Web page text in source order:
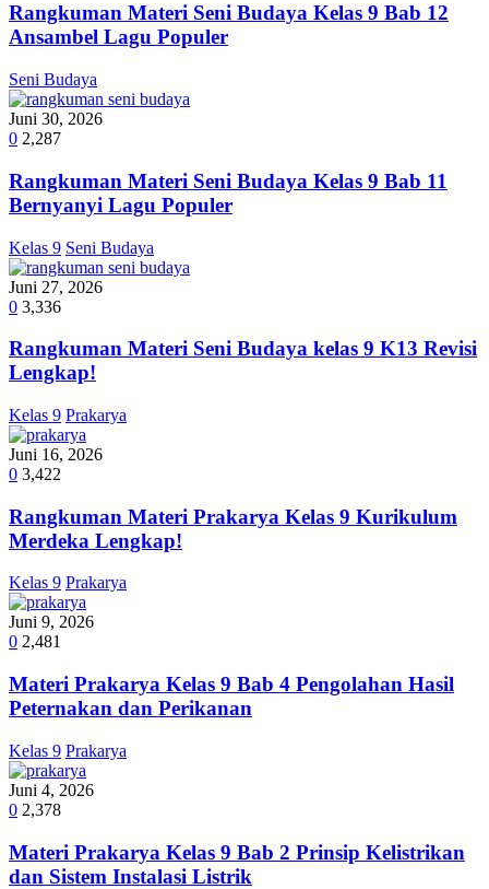
Rangkuman Materi Seni Budaya Kelas 9 Bab 12
Ansambel Lagu Populer
Seni Budaya
Juni 30, 2026
0 2,287
Rangkuman Materi Seni Budaya Kelas 9 Bab 11
Bernyanyi Lagu Populer
Kelas 9 Seni Budaya
Juni 27, 2026
0 3,336
Rangkuman Materi Seni Budaya kelas 9 K13 Revisi
Lengkap!
Kelas 9 Prakarya
Juni 16, 2026
0 3,422
Rangkuman Materi Prakarya Kelas 9 Kurikulum
Merdeka Lengkap!
Kelas 9 Prakarya
Juni 9, 2026
0 2,481
Materi Prakarya Kelas 9 Bab 4 Pengolahan Hasil
Peternakan dan Perikanan
Kelas 9 Prakarya
Juni 4, 2026
0 2,378
Materi Prakarya Kelas 9 Bab 2 Prinsip Kelistrikan
dan Sistem Instalasi Listrik